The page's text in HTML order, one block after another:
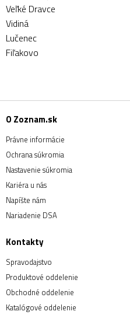
Veľké Dravce
Vidiná
Lučenec
Fiľakovo
O Zoznam.sk
Právne informácie
Ochrana súkromia
Nastavenie súkromia
Kariéra u nás
Napíšte nám
Nariadenie DSA
Kontakty
Spravodajstvo
Produktové oddelenie
Obchodné oddelenie
Katalógové oddelenie